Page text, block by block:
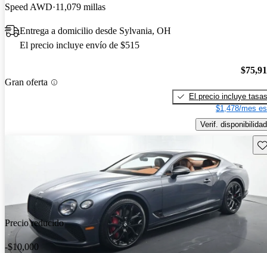
Speed AWD 11,079 millas
Entrega a domicilio desde Sylvania, OH
El precio incluye envío de $515
Gran oferta
El precio incluye tasas
$1,478/mes
Verif. disponibilidad
Precio reducido
-$10,000